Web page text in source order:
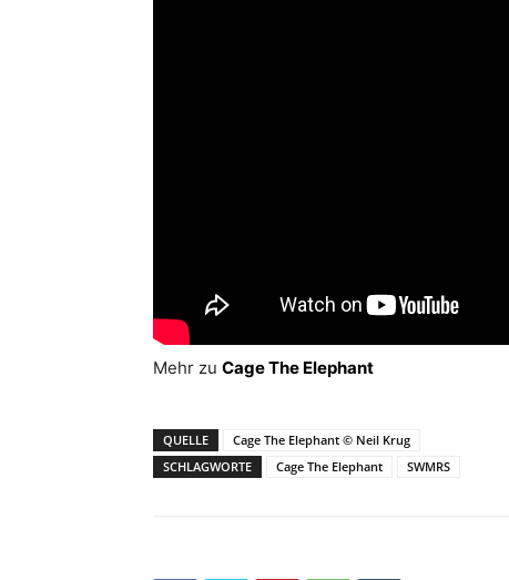
Mehr zu Cage The Elephant
QUELLE
Cage The Elephant © Neil Krug
SCHLAGWORTE
Cage The Elephant SWMRS